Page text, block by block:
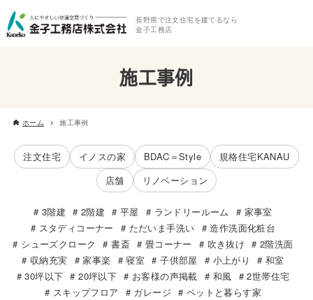
長野県で注文住宅を建てるなら
金子工務店
施工事例
ホーム 施工事例
注文住宅 イノスの家 BDAC＝Style
規格住宅KANAU
店舗
リノベーション
3階建 2階建 平屋 ランドリールーム
家事室
スタディコーナー
ただいま手洗い
造作洗面化粧台
シューズクローク
書斎 畳コーナー 吹き抜け
2階洗面
収納充実
家事楽 寝室 子供部屋 小上がり
和室
30坪以下
20坪以下 お客様の声掲載 和風
2世帯住宅
スキップフロア
ガレージ
ペットと暮らす家